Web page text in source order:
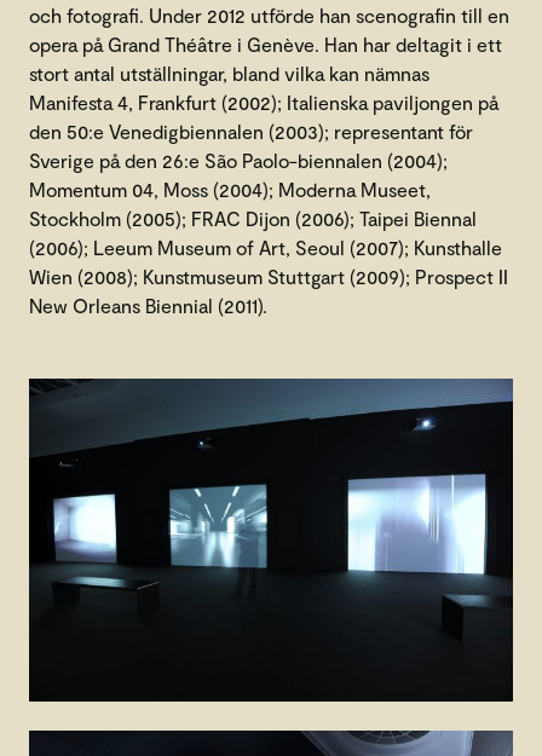
och fotografi. Under 2012 utförde han scenografin till en
opera på Grand Théâtre i Genève. Han har deltagit i ett
stort antal utställningar, bland vilka kan nämnas
Manifesta 4, Frankfurt (2002); Italienska paviljongen på
den 50:e Venedigbiennalen (2003); representant för
Sverige på den 26:e São Paolo-biennalen (2004);
Momentum 04, Moss (2004); Moderna Museet,
Stockholm (2005); FRAC Dijon (2006); Taipei Biennal
(2006); Leeum Museum of Art, Seoul (2007); Kunsthalle
Wien (2008); Kunstmuseum Stuttgart (2009); Prospect II
New Orleans Biennial (2011).